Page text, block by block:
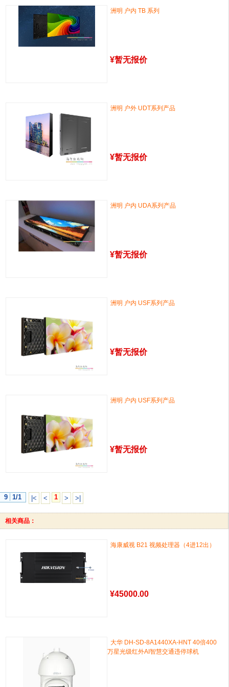
洲明 户内 TB 系列
¥暂无报价
洲明 户外 UDT系列产品
¥暂无报价
洲明 户内 UDA系列产品
¥暂无报价
洲明 户内 USF系列产品
¥暂无报价
洲明 户内 USF系列产品
¥暂无报价
9 1/1 |< < 1 > >|
相关商品：
海康威视 B21 视频处理器（4进12出）
¥45000.00
大华 DH-SD-8A1440XA-HNT 40倍400
万星光级红外AI智慧交通违停球机